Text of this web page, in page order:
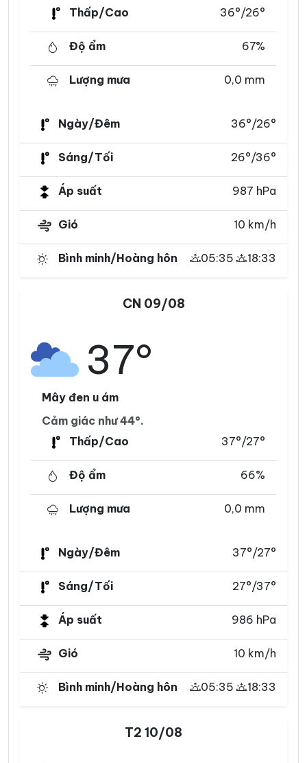
Thấp/Cao
36°/26°
Độ ẩm 67%
Lượng mưa 0,0 mm
Ngày/Đêm 36°/26°
Sáng/Tối 26°/36°
Áp suất 987 hPa
Gió 10 km/h
Bình minh/Hoàng hôn 05:35 18:33
CN 09/08
37°
Mây đen u ám
Cảm giác như 44°.
Thấp/Cao
37°/27°
Độ ẩm 66%
Lượng mưa 0,0 mm
Ngày/Đêm 37°/27°
Sáng/Tối 27°/37°
Áp suất 986 hPa
Gió 10 km/h
Bình minh/Hoàng hôn 05:35 18:33
T2 10/08